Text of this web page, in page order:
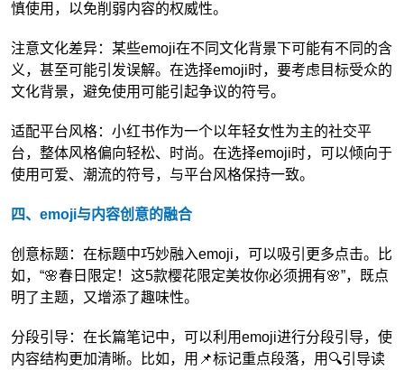
慎使用，以免削弱内容的权威性。
注意文化差异：某些emoji在不同文化背景下可能有不同的含
义，甚至可能引发误解。在选择emoji时，要考虑目标受众的
文化背景，避免使用可能引起争议的符号。
适配平台风格：小红书作为一个以年轻女性为主的社交平
台，整体风格偏向轻松、时尚。在选择emoji时，可以倾向于
使用可爱、潮流的符号，与平台风格保持一致。
四、emoji与内容创意的融合
创意标题：在标题中巧妙融入emoji，可以吸引更多点击。比
如，“🌸春日限定！这5款樱花限定美妆你必须拥有🌸”，既点
明了主题，又增添了趣味性。
分段引导：在长篇笔记中，可以利用emoji进行分段引导，使
内容结构更加清晰。比如，用📌标记重点段落，用🔍引导读